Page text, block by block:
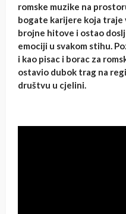
romske muzike na
bogate karijere koja traje
brojne hitove i ostao
emociji u svakom stihu.
i kao pisac i borac za
ostavio dubok trag na
društvu u cjelini.